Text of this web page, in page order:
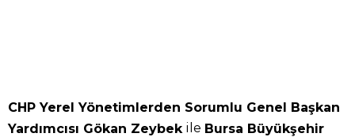
CHP Yerel Yönetimlerden Sorumlu Genel Başkan
Yardımcısı Gökan Zeybek ile Bursa Büyükşehir